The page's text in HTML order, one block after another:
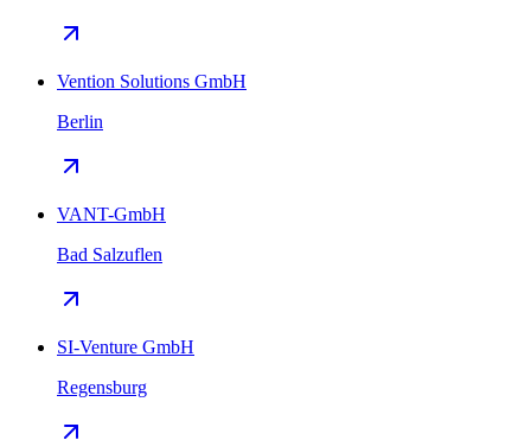
Vention Solutions GmbH
Berlin
VANT-GmbH
Bad Salzuflen
SI-Venture GmbH
Regensburg